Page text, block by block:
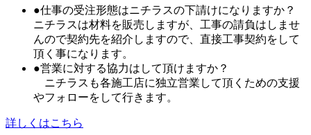
●仕事の受注形態はニチラスの下請けになりますか？
ニチラスは材料を販売しますが、工事の請負はしませ
んので契約先を紹介しますので、直接工事契約をして
頂く事になります。
●営業に対する協力はして頂けますか？
ニチラスも各施工店に独立営業して頂くための支援
やフォローをして行きます。
詳しくはこちら